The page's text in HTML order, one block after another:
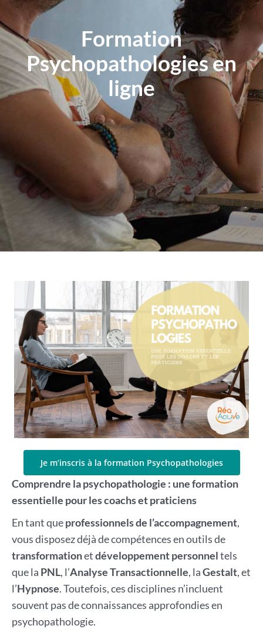
Formation
Psychopathologies en
ligne
Je m’inscris à la formation Psychopathologies
Comprendre la psychopathologie : une formation
essentielle pour les coachs et praticiens
En tant queprofessionnels de l’accompagnement,
vous disposez déjà de compétences en outils de
transformationetdéveloppement personneltels
que la PNL, l’Analyse Transactionnelle, laGestalt, et
l’Hypnose. Toutefois, ces disciplines n’incluent
souvent pas de connaissances approfondies en
psychopathologie.